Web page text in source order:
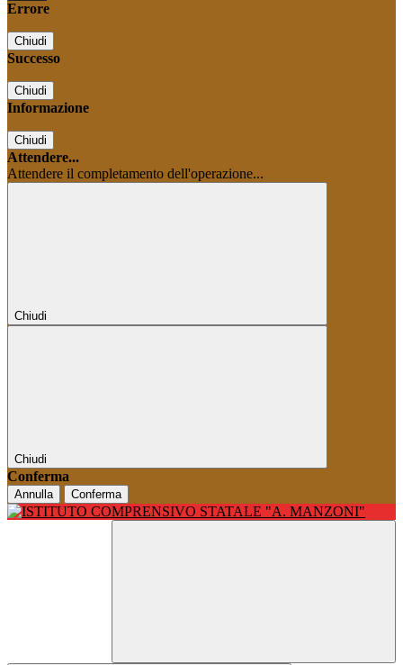
Errore
Chiudi
Successo
Chiudi
Informazione
Chiudi
Attendere...
Attendere il completamento dell'operazione...
Chiudi
Chiudi
Conferma
Annulla Conferma